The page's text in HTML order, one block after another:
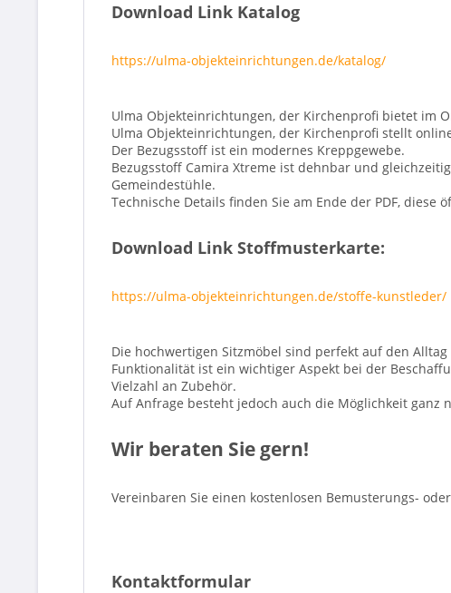
Download Link Katalog
https://ulma-objekteinrichtungen.de/katalog/
Ulma Objekteinrichtungen, der Kirchenprofi bietet im
Ulma Objekteinrichtungen, der Kirchenprofi stellt
Der Bezugsstoff ist ein modernes Kreppgewebe.
Bezugsstoff Camira Xtreme ist dehnbar und
Gemeindestühle.
Technische Details finden Sie am Ende der PDF,
Download Link Stoffmusterkarte:
https://ulma-objekteinrichtungen.de/stoffe-kunstleder/
Die hochwertigen Sitzmöbel sind perfekt auf den
Funktionalität ist ein wichtiger Aspekt bei der
Vielzahl an Zubehör.
Auf Anfrage besteht jedoch auch die Möglichkeit
Wir beraten Sie gern!
Vereinbaren Sie einen kostenlosen Bemusterungs-
Kontaktformular